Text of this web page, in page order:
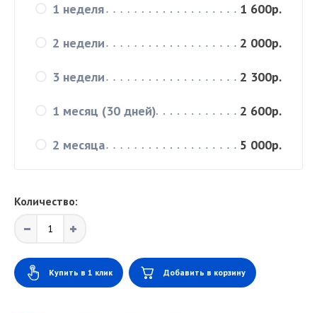
1 неделя 1 600р.
2 недели 2 000р.
3 недели 2 300р.
1 месяц (30 дней) 2 600р.
2 месяца 5 000р.
Количество:
Купить в 1 клик Добавить в корзину